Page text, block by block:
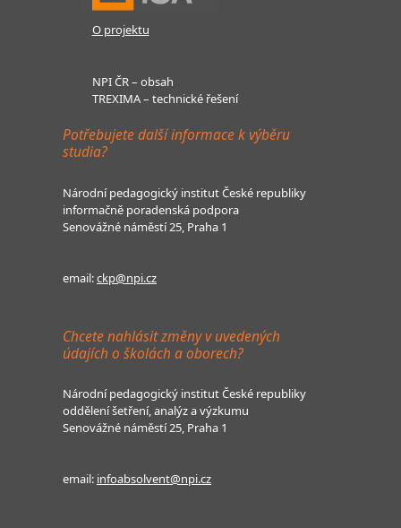
O projektu
NPI ČR – obsah
TREXIMA – technické řešení
Potřebujete další informace k výběru
studia?
Národní pedagogický institut České republiky
informačně poradenská podpora
Senovážné náměstí 25, Praha 1
email:ckp@npi.cz
Chcete nahlásit změny v uvedených
údajích o školách a oborech?
Národní pedagogický institut České republiky
oddělení šetření, analýz a výzkumu
Senovážné náměstí 25, Praha 1
email: infoabsolvent@npi.cz